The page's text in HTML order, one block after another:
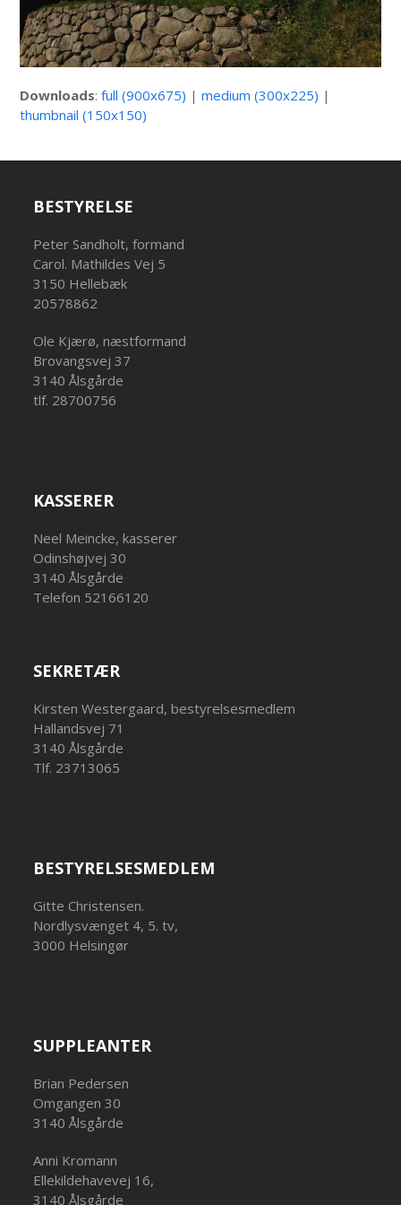
Downloads:full (900x675) |medium (300x225) |
thumbnail (150x150)
BESTYRELSE
Peter Sandholt, formand
Carol. Mathildes Vej 5
3150 Hellebæk
20578862
Ole Kjærø, næstformand
Brovangsvej 37
3140 Ålsgårde
tlf. 28700756
KASSERER
Neel Meincke, kasserer
Odinshøjvej 30
3140 Ålsgårde
Telefon 52166120
SEKRETÆR
Kirsten Westergaard, bestyrelsesmedlem
Hallandsvej 71
3140 Ålsgårde
Tlf. 23713065
BESTYRELSESMEDLEM
Gitte Christensen.
Nordlysvænget 4, 5. tv,
3000 Helsingør
SUPPLEANTER
Brian Pedersen
Omgangen 30
3140 Ålsgårde
Anni Kromann
Ellekildehavevej 16,
3140 Ålsgårde